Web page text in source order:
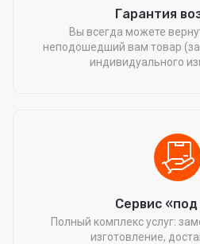
Гарантия
Вы всегда можете
неподошедший вам товар
индивидуального
Сервис
Полный комплекс услуг:
изготовление,